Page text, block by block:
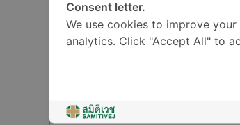
LOKASI*
Consent letter.
We use cookies to improve
analytics. Click "Accept All" to